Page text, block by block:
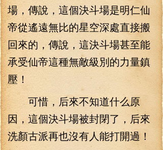
場，傳說，這個決斗場是明仁仙
帝從遙遠無比的星空深處直接搬
回來的，傳說，這決斗場甚至能
承受仙帝這種無敵級別的力量鎮
壓！
可惜，后來不知道什么原
因，這個決斗場被封閉了，后來
洗顏古派再也沒有人能打開過！